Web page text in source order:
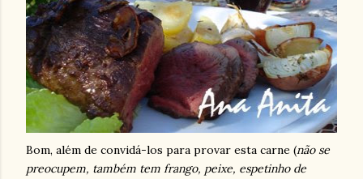
Bom, além de convidá-los para provar esta carne (não se
preocupem, também tem frango, peixe, espetinho de